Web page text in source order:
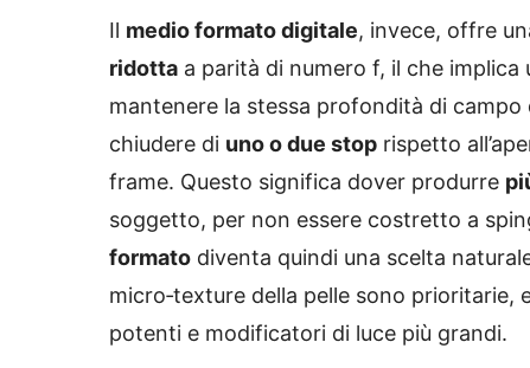
Il medio formato digitale, invece, offre
ridotta a parità di numero f, il che
mantenere la stessa profondità di campo
chiudere di uno o due stop rispetto
frame. Questo significa dover produrre
soggetto, per non essere costretto a
formato diventa quindi una scelta
micro‑texture della pelle sono
potenti e modificatori di luce più grandi.